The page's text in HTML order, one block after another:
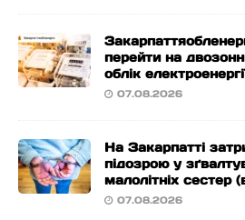
перейти на
облік
07.08.2026
На Закарпатті
підозрою у
малолітніх сестер
07.08.2026